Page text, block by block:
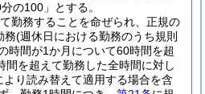
の100」とする。
勤務することを命ぜられ、正規の
務(週休日における勤務のうち規則
時間が1か月について60時間を超
間を超えて勤務した全時間に対し
より読み替えて適用する場合を含